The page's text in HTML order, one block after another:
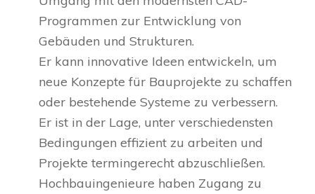
Programmen zur Entwicklung von
Gebäuden und Strukturen.
Er kann innovative Ideen entwickeln, um
neue Konzepte für Bauprojekte zu schaffen
oder bestehende Systeme zu verbessern.
Er ist in der Lage, unter verschiedensten
Bedingungen effizient zu arbeiten und
Projekte termingerecht abzuschließen.
Hochbauingenieure haben Zugang zu